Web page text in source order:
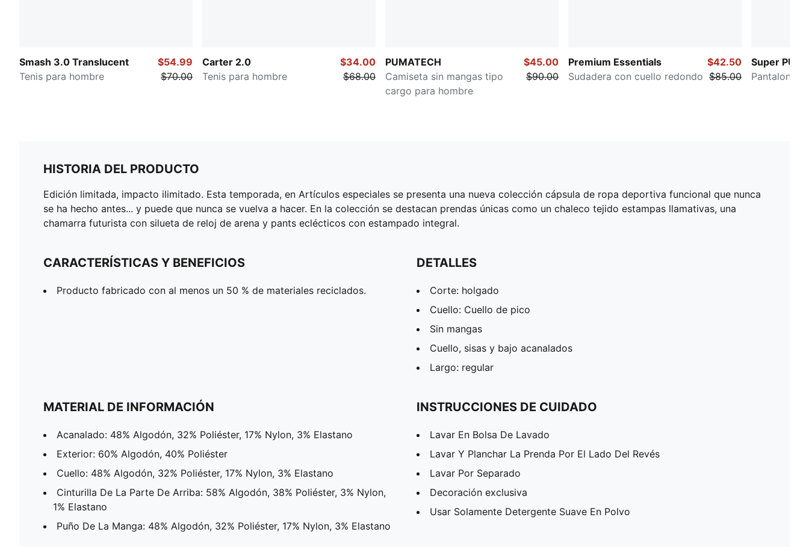
Smash 3.0 Translucent
Tenis para hombre
$54.99
$70.00
Carter 2.0
Tenis para hombre
$34.00
$68.00
PUMATECH
Camiseta sin mangas tipo
cargo para hombre
$45.00
$90.00
Premium Essentials
Sudadera con cuello redondo
$42.50
$85.00
Super
Pantalones
HISTORIA DEL PRODUCTO
Edición limitada, impacto ilimitado. Esta temporada, en Artículos especiales se presenta una nueva colección cápsula de ropa deportiva funcional que nunca
se ha hecho antes... y puede que nunca se vuelva a hacer. En la colección se destacan prendas únicas como un chaleco tejido estampas llamativas, una
chamarra futurista con silueta de reloj de arena y pants eclécticos con estampado integral.
CARACTERÍSTICAS Y BENEFICIOS
Producto fabricado con al menos un 50 % de materiales reciclados.
DETALLES
Corte: holgado
Cuello: Cuello de pico
Sin mangas
Cuello, sisas y bajo acanalados
Largo: regular
MATERIAL DE INFORMACIÓN
Acanalado: 48% Algodón, 32% Poliéster, 17% Nylon, 3% Elastano
Exterior: 60% Algodón, 40% Poliéster
Cuello: 48% Algodón, 32% Poliéster, 17% Nylon, 3% Elastano
Cinturilla De La Parte De Arriba: 58% Algodón, 38% Poliéster, 3% Nylon,
1% Elastano
Puño De La Manga: 48% Algodón, 32% Poliéster, 17% Nylon, 3% Elastano
INSTRUCCIONES DE CUIDADO
Lavar En Bolsa De Lavado
Lavar Y Planchar La Prenda Por El Lado Del Revés
Lavar Por Separado
Decoración exclusiva
Usar Solamente Detergente Suave En Polvo